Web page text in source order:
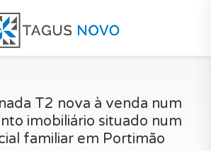
T2 nova à venda num
imobiliário situado num
familiar em Portimão